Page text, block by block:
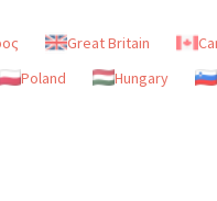
Great Britain
Poland
Hungary